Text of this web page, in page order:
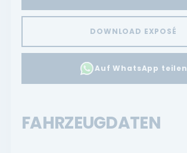
DOWNLOAD EXPOSÉ
Auf WhatsApp teilen
FAHRZEUGDATEN